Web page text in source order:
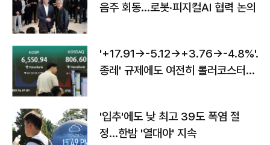
음주 회동…로봇·피지컬AI 협력 논의
'+17.91→-5.12→+3.76→-4.8%'…'
종레' 규제에도 여전히 롤러코스터
'입추'에도 낮 최고 39도 폭염 절
정…한밤 '열대야' 지속